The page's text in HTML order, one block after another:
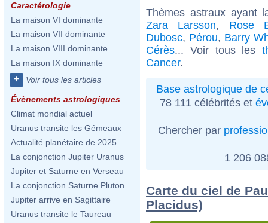
Caractérologie
La maison VI dominante
La maison VII dominante
La maison VIII dominante
La maison IX dominante
+ Voir tous les articles
Évènements astrologiques
Climat mondial actuel
Uranus transite les Gémeaux
Actualité planétaire de 2025
La conjonction Jupiter Uranus
Jupiter et Saturne en Verseau
La conjonction Saturne Pluton
Jupiter arrive en Sagittaire
Uranus transite le Taureau
Thèmes astraux ayant
Zara Larsson, Rose
Dubosc, Pérou, Barry
Cérès... Voir tous les
Cancer.
Base astrologique de
78 111 célébrités et
Chercher par
1 206
Carte du ciel de
Placidus)